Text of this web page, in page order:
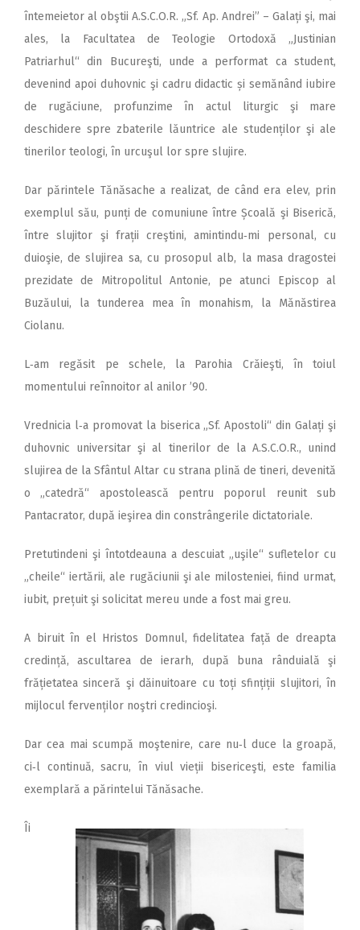
întemeietor al obştii A.S.C.O.R. „Sf. Ap. Andrei” – Galați şi, mai
ales, la Facultatea de Teologie Ortodoxă „Justinian
Patriarhul“ din Bucureşti, unde a performat ca student,
devenind apoi duhovnic şi cadru didactic și semănând iubire
de rugăciune, profunzime în actul liturgic şi mare
deschidere spre zbaterile lăuntrice ale studenților şi ale
tinerilor teologi, în urcuşul lor spre slujire.
Dar părintele Tănăsache a realizat, de când era elev, prin
exemplul său, punți de comuniune între Școală şi Biserică,
între slujitor şi frații creştini, amintindu‑mi personal, cu
duioşie, de slujirea sa, cu prosopul alb, la masa dragostei
prezidate de Mitropolitul Antonie, pe atunci Episcop al
Buzăului, la tunderea mea în monahism, la Mănăstirea
Ciolanu.
L‑am regăsit pe schele, la Parohia Crăieşti, în toiul
momentului reînnoitor al anilor ’90.
Vrednicia l‑a promovat la biserica „Sf. Apostoli“ din Galați şi
duhovnic universitar şi al tinerilor de la A.S.C.O.R., unind
slujirea de la Sfântul Altar cu strana plină de tineri, devenită
o „catedră“ apostolească pentru poporul reunit sub
Pantacrator, după ieşirea din constrângerile dictatoriale.
Pretutindeni şi întotdeauna a descuiat „uşile“ sufletelor cu
„cheile“ iertării, ale rugăciunii şi ale milosteniei, fiind urmat,
iubit, prețuit şi solicitat mereu unde a fost mai greu.
A biruit în el Hristos Domnul, fidelitatea față de dreapta
credință, ascultarea de ierarh, după buna rânduială şi
frățietatea sinceră şi dăinuitoare cu toți sfințiții slujitori, în
mijlocul fervenților noştri credincioşi.
Dar cea mai scumpă moştenire, care nu‑l duce la groapă,
ci‑l continuă, sacru, în viul vieții bisericeşti, este familia
exemplară a părintelui Tănăsache.
Îi